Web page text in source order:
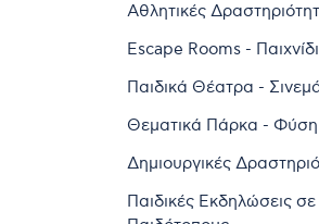
Αθλητικές
Escape Rooms -
Παιδικά Θέατρα -
Θεματικά Πάρκα - Φύση
Δημιουργικές
Παιδικές Εκδηλώσεις σε